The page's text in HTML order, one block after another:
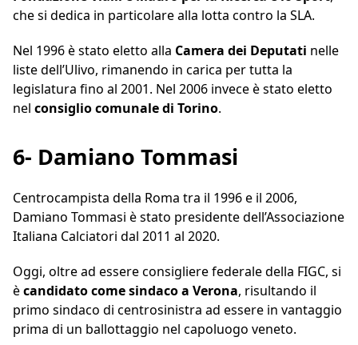
che si dedica in particolare alla lotta contro la SLA.
Nel 1996 è stato eletto alla Camera dei Deputati nelle
liste dell’Ulivo, rimanendo in carica per tutta la
legislatura fino al 2001. Nel 2006 invece è stato eletto
nel consiglio comunale di Torino.
6- Damiano Tommasi
Centrocampista della Roma tra il 1996 e il 2006,
Damiano Tommasi è stato presidente dell’Associazione
Italiana Calciatori dal 2011 al 2020.
Oggi, oltre ad essere consigliere federale della FIGC, si
ècandidato come sindaco a Verona, risultando il
primo sindaco di centrosinistra ad essere in vantaggio
prima di un ballottaggio nel capoluogo veneto.